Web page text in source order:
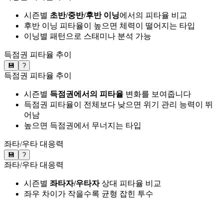
시즌별 초반/중반/후반 이닝에서의 피타율 비교
후반 이닝 피타율이 높으면 체력이 떨어지는 타입
이닝별 패턴으로 스태미나 분석 가능
득점권 피타율 추이
💾 ?
득점권 피타율 추이
시즌별 득점권에서의 피타율 변화를 보여줍니다
득점권 피타율이 전체보다 낮으면 위기 관리 능력이 뛰
어남
높으면 득점권에서 무너지는 타입
좌타/우타 대응력
💾 ?
좌타/우타 대응력
시즌별 좌타자/우타자상대 피타율 비교
좌우 차이가 작을수록 균형 잡힌 투수